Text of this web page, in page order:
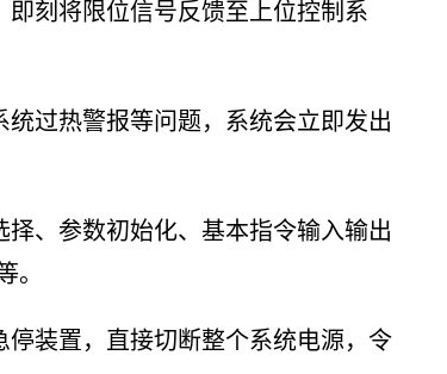
刻将限位信号反馈至上位控制系
过热警报等问题，系统会立即发出
、参数初始化、基本指令输入输出
。
装置，直接切断整个系统电源，令